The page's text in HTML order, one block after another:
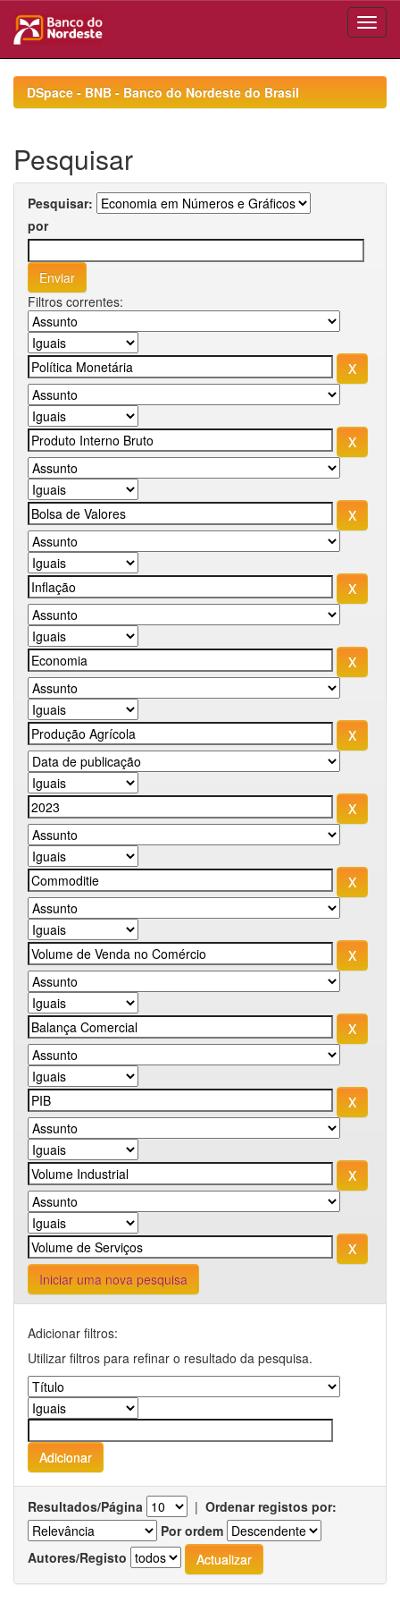
navigationDSpace - BNB - Banco do Nordeste do Brasil
Pesquisar
Pesquisar:
por
Filtros correntes:
Iniciar uma nova pesquisa
Adicionar filtros:
Utilizar filtros para refinar o resultado da pesquisa.
Resultados/Página | Ordenar registos por:
Por ordem
Autores/Registo